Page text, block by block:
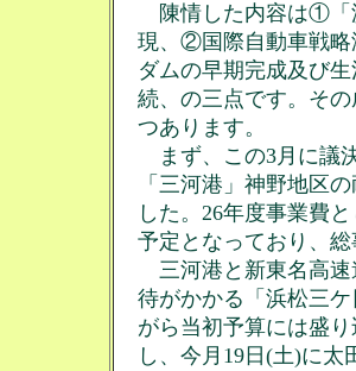
陳情した内容は①「
現、②国際自動車戦
ダムの早期完成及び
続、の三点です。そ
つあります。
まず、この3月に議
「三河港」神野地区
した。26年度事業費
予定となっており、
三河港と新東名高速
待がかかる「浜松三
がら当初予算には盛
し、今月19日(土)に